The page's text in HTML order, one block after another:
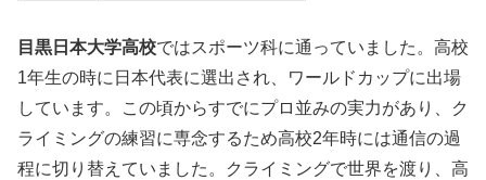
目黒日本大学高校ではスポーツ科に通っていました。高校
1年生の時に日本代表に選出され、ワールドカップに出場
しています。この頃からすでにプロ並みの実力があり、ク
ライミングの練習に専念するため高校2年時には通信の過
程に切り替えていました。クライミングで世界を渡り、高